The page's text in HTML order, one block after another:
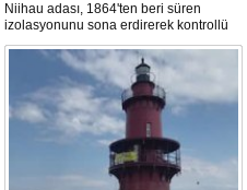
Niihau adası, 1864'ten beri süren
izolasyonunu sona erdirerek kontrollü
turist ziyaretlerine açıldı. Ada sakinleri,
modern teknolojiden uzak, katı
kurallarla dolu bir yaşam sürdürüyor.